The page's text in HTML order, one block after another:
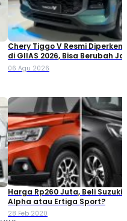
Chery Tiggo V Resmi
di GIIAS 2026, Bisa Berubah
Double Cabin
06 Agu 2026
Harga Rp260 Juta, Beli Suzuki
Alpha atau Ertiga Sport?
28 Feb 2020